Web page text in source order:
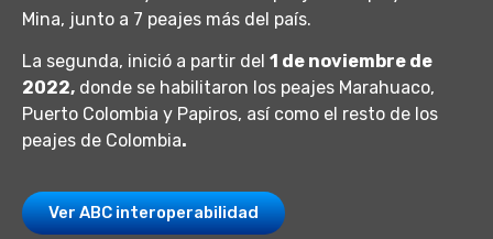
Mina, junto a 7 peajes más del país.
La segunda, inició a partir del 1 de noviembre de
2022, donde se habilitaron los peajes Marahuaco,
Puerto Colombia y Papiros, así como el resto de los
peajes de Colombia.
Ver ABC interoperabilidad